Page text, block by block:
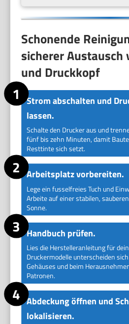
Schonende
sicherer Austausch
und Druckkopf
Strom abschalten und
lassen.
Schalte den Drucker aus und
fünf bis zehn Minuten, damit
Resttinte sich setzt.
Arbeitsplatz vorbereiten.
Lege ein fusselfreies Tuch und
Arbeite auf einer stabilen,
Sonne.
Handbuch prüfen.
Lies die Herstelleranleitung für
Druckermodelle unterscheiden
Gehäuses und beim
Patronen.
Abdeckung öffnen und
lokalisieren.